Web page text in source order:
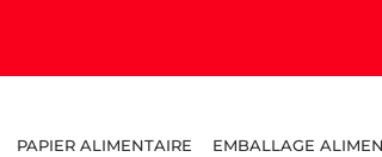
PAPIER ALIMENTAIRE EMBALLAGE